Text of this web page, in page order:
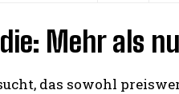
Mehr als
das sowohl